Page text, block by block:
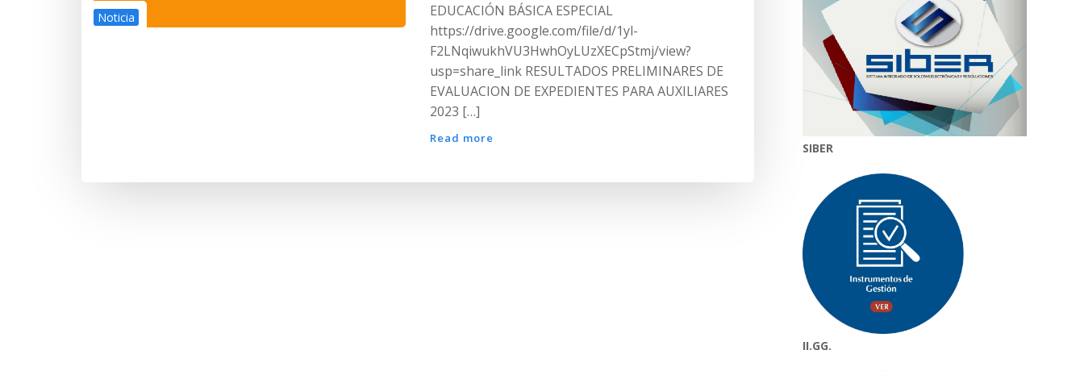
Noticia
EDUCACIÓN BÁSICA ESPECIAL
https://drive.google.com/file/d/1yl-
F2LNqiwukhVU3HwhOyLUzXECpStmj/view?
usp=share_link RESULTADOS PRELIMINARES DE
EVALUACION DE EXPEDIENTES PARA AUXILIARES
2023 […]
Read more
SIBER
II.GG.